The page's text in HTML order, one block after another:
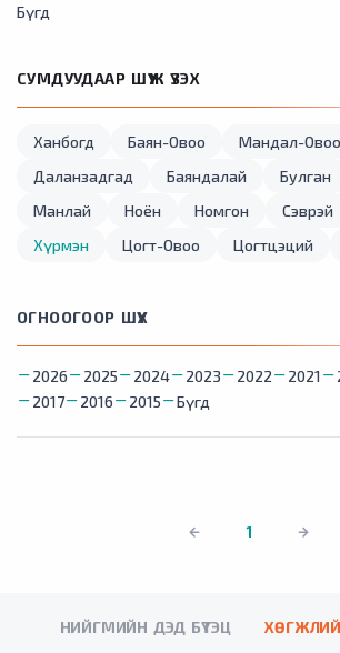
Бүгд
СУМДУУДААР ШҮҮЖ ҮЗЭХ
Ханбогд Баян-Овоо
Мандал-Овоо
Даланзадгад
Баяндалай Булган
Манлай
Ноён Номгон Сэврэй
Хүрмэн
Цогт-Овоо Цогтцэций
ОГНООГООР ШҮҮХ
2026 2025 2024 2023 2022 2021
2017
2016 2015 Бүгд
1
НИЙГМИЙН ДЭД БҮТЭЦ